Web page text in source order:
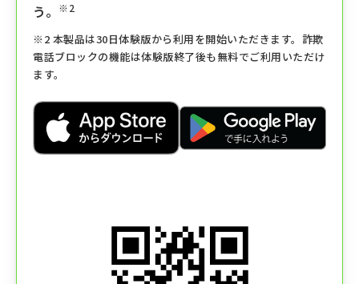
う。
※2
※2 本製品は30日体験版から利用を開始いただきます。詐欺
電話ブロックの機能は体験版終了後も無料でご利用いただけ
ます。